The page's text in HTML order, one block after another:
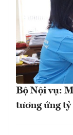
Bộ Nội vụ:
tương ứng tỷ